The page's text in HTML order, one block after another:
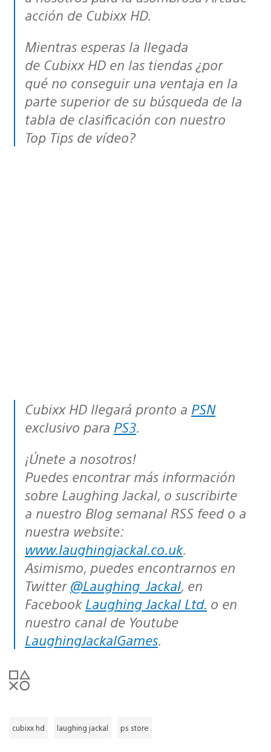
acción de Cubixx HD.
Mientras esperas la llegada
de Cubixx HD en las tiendas ¿por
qué no conseguir una ventaja en la
parte superior de su búsqueda de la
tabla de clasificación con nuestro
Top Tips de vídeo?
Cubixx HD llegará pronto a PSN
exclusivo para PS3.
¡Únete a nosotros!
Puedes encontrar más información
sobre Laughing Jackal, o suscribirte
a nuestro Blog semanal RSS feed o a
nuestra website:
www.laughingjackal.co.uk.
Asimismo, puedes encontrarnos en
Twitter @Laughing_Jackal, en
Facebook Laughing Jackal Ltd. o en
nuestro canal de Youtube
LaughingJackalGames.
cubixx hd laughing jackal ps store